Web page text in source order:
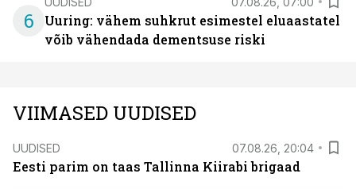
6
Uuring: vähem suhkrut esimestel eluaastatel
võib vähendada dementsuse riski
VIIMASED UUDISED
UUDISED 07.08.26, 20:04
Eesti parim on taas Tallinna Kiirabi brigaad